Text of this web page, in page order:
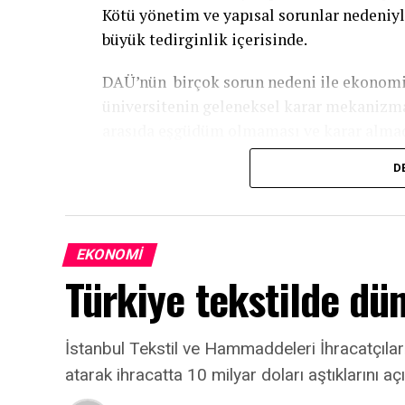
Kötü yönetim ve yapısal sorunlar
büyük tedirginlik içerisinde.
DAÜ’nün birçok sorun nedeni ile
üniversitenin geleneksel karar
üyeleri arasında tartışmalara sebep
Rektör Prof.dr. Hasan Kılıç, üniversitenin
kişisel harcamalarına özen
sadece bir adet Gambiya’li öğrenci
DAÜ’yü kendi keyfi için zarara uğrattığı
seyahatinde; neredeyse günlük 200
kartı harcamaları, toplu yemekler,
ödenen DAÜ’de vicdanları sızlattığı iddia
EKONOMI
Türkiye tekstilde
İstanbul Tekstil ve Hammaddeleri
atarak ihracatta 10 milyar doları aştıklarını